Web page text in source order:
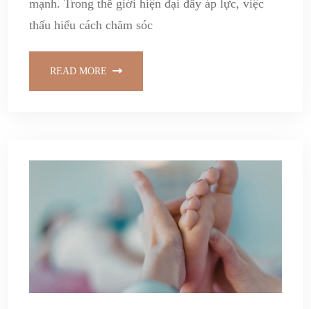
mạnh. Trong thế giới hiện đại đầy áp lực, việc
thấu hiểu cách chăm sóc
READ MORE